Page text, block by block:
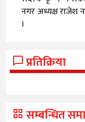
नगर अध्यक्ष राजेश
।
प्रतिक्रिया
सम्बन्धित